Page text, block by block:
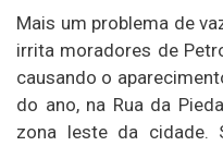
Mais um problema de
irrita moradores de
causando o
do ano, na Rua da
zona leste da cidade.